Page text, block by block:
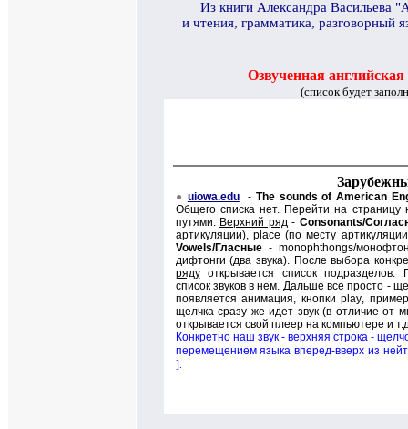
Из книги Александра Васильева
и чтения, грамматика, разговорный
Озвученная
(список будет
● uiowa.edu- The sounds of American
Общего списка нет. Перейти на страницу
путями. Верхний ряд- Consonants/
артикуляции), place (по месту
Vowels/Гласные-monophthongs/
дифтонги (два звука). После выбора
рядуоткрывается список подразделов.
список звуков в нем. Дальше все просто -
появляется анимация, кнопкиplay,
щелчка сразу же идет звук (в отличие от
открывается свой плеер на компьютере и
Конкретно наш звук - верхняя строка -
перемещением языка вперед-вверх из
].